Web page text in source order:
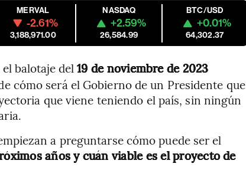
MERVAL
-2.61%
3,188,971.00
NASDAQ
+2.59%
26,584.99
BTC/USD
+0.01%
64,302.37
el balotaje del19 de noviembre de 2023
cómo será el Gobierno de un Presidente que
que viene teniendo el país, sin ningún
a preguntarse cómo puede ser el
años y cuán viable es el proyecto de